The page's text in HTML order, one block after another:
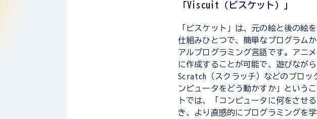
「Viscuit（ビスケット）」
「ビスケット」は、元の絵と後の絵
仕組みひとつで、簡単なプログラム
アルプログラミング言語です。アニ
に作成することが可能で、遊びなが
Scratch（スクラッチ）などのブロッ
ンピュータをどう動かすか」という
トでは、「コンピュータに何をさせ
き、より直感的にプログラミングを